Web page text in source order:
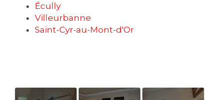
Écully
Villeurbanne
Saint-Cyr-au-Mont-d'Or